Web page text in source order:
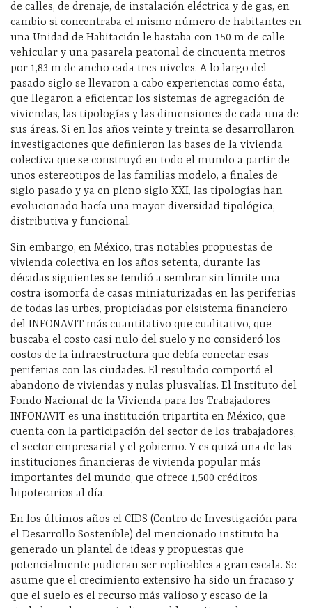
de calles, de drenaje, de instalación eléctrica y de gas, en
cambio si concentraba el mismo número de habitantes en
una Unidad de Habitación le bastaba con 150 m de calle
vehicular y una pasarela peatonal de cincuenta metros
por 1,83 m de ancho cada tres niveles. A lo largo del
pasado siglo se llevaron a cabo experiencias como ésta,
que llegaron a eficientar los sistemas de agregación de
viviendas, las tipologías y las dimensiones de cada una de
sus áreas. Si en los años veinte y treinta se desarrollaron
investigaciones que definieron las bases de la vivienda
colectiva que se construyó en todo el mundo a partir de
unos estereotipos de las familias modelo, a finales de
siglo pasado y ya en pleno siglo XXI, las tipologías han
evolucionado hacía una mayor diversidad tipológica,
distributiva y funcional.
Sin embargo, en México, tras notables propuestas de
vivienda colectiva en los años setenta, durante las
décadas siguientes se tendió a sembrar sin límite una
costra isomorfa de casas miniaturizadas en las periferias
de todas las urbes, propiciadas por elsistema financiero
del INFONAVIT más cuantitativo que cualitativo, que
buscaba el costo casi nulo del suelo y no consideró los
costos de la infraestructura que debía conectar esas
periferias con las ciudades. El resultado comportó el
abandono de viviendas y nulas plusvalías. El Instituto del
Fondo Nacional de la Vivienda para los Trabajadores
INFONAVIT es una institución tripartita en México, que
cuenta con la participación del sector de los trabajadores,
el sector empresarial y el gobierno. Y es quizá una de las
instituciones financieras de vivienda popular más
importantes del mundo, que ofrece 1,500 créditos
hipotecarios al día.
En los últimos años el CIDS (Centro de Investigación para
el Desarrollo Sostenible) del mencionado instituto ha
generado un plantel de ideas y propuestas que
potencialmente pudieran ser replicables a gran escala. Se
asume que el crecimiento extensivo ha sido un fracaso y
que el suelo es el recurso más valioso y escaso de la